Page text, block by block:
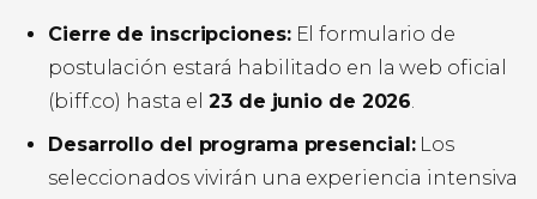
Cierre de inscripciones:El formulario de
postulación estará habilitado en la web oficial
(biff.co) hasta el23 de junio de 2026.
Desarrollo del programa presencial:Los
seleccionados vivirán una experiencia intensiva